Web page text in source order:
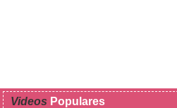
Videos Populares